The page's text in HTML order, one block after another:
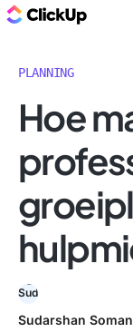
PLANNING
Hoe
Sudarshan